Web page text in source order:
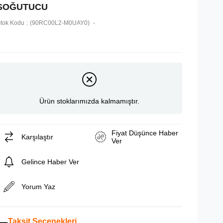
Kodu (90RC00L2-M0UAY0)
Ürün stoklarımızda kalmamıştır.
Karşılaştır
Fiyat Düşünce Haber
Ver
Gelince Haber Ver
Yorum Yaz